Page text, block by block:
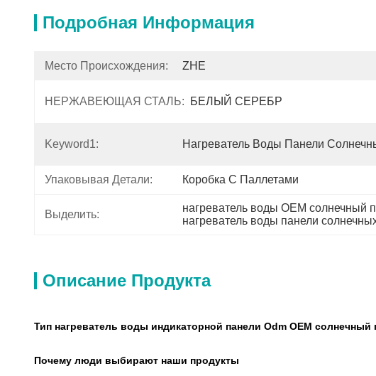
Подробная Информация
Место Происхождения: ZHE
НЕРЖАВЕЮЩАЯ СТАЛЬ: БЕЛЫЙ СЕРЕБР
Keyword1: Нагреватель Воды Панели
Упаковывая Детали: Коробка С Паллетами
Выделить:
нагреватель воды OEM солнечный
нагреватель воды панели
Описание Продукта
Тип нагреватель воды индикаторной панели Odm OEM
Почему люди выбирают наши продукты